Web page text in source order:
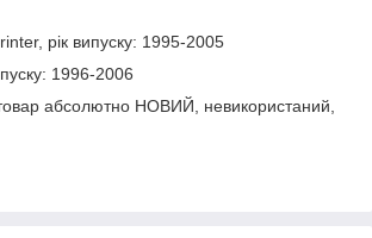
рік випуску: 1995-2005
1996-2006
абсолютно НОВИЙ, невикористаний,